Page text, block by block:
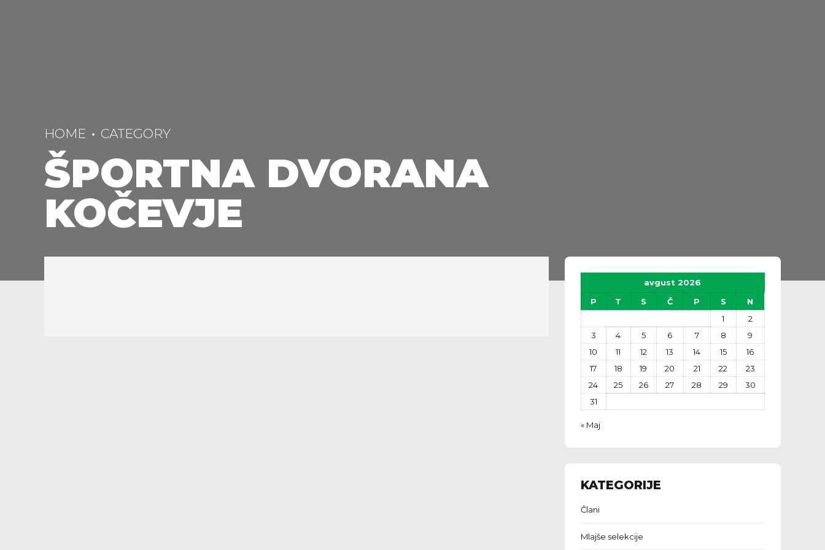
HOME CATEGORY
ŠPORTNA DVORANA
KOČEVJE
avgust 2026
P
T S Č P S
N
1
2
3
4 5 6 7 8
9
10
11 12 13 14 15
16
17
18 19 20 21 22
23
24
25 26 27 28 29
30
31
« Maj
KATEGORIJE
Člani
Mlajše selekcije